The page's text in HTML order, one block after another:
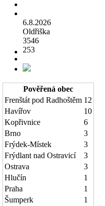
6.8.2026
Oldřiška
3546
253
Pověřená obec
Frenštát pod Radhoštěm 12
Havířov
10
Kopřivnice
6
Brno
3
Frýdek-Místek
3
Frýdlant nad Ostravicí
3
Ostrava
3
Hlučín
1
Praha
1
Šumperk
1